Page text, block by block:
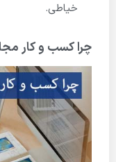
خیاطی.
چرا کسب و کار